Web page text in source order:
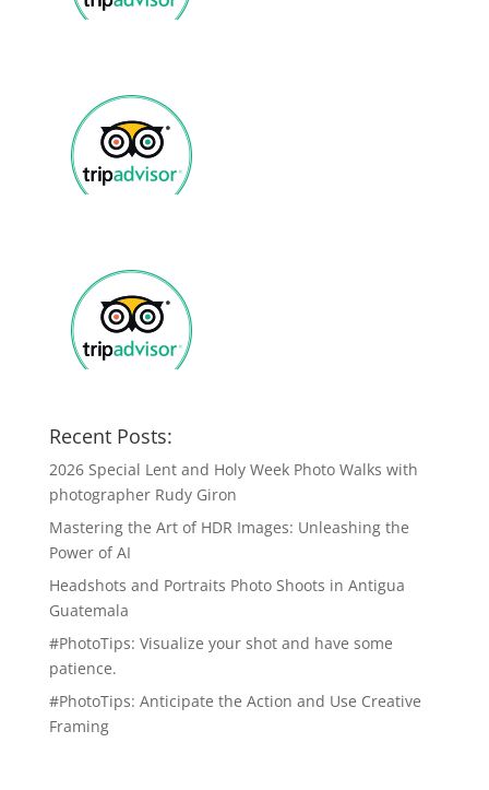
Recent Posts:
2026 Special Lent and Holy Week Photo Walks with
photographer Rudy Giron
Mastering the Art of HDR Images: Unleashing the
Power of AI
Headshots and Portraits Photo Shoots in Antigua
Guatemala
#PhotoTips: Visualize your shot and have some
patience.
#PhotoTips: Anticipate the Action and Use Creative
Framing